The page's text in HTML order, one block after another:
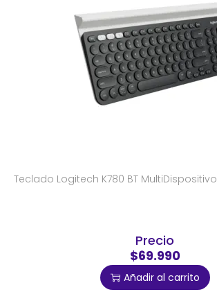
Teclado Logitech K780 BT MultiDispositivo
Precio
$69.990
Añadir al carrito